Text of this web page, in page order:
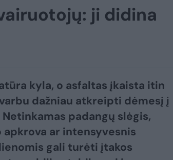
ji didina
kyla, o asfaltas įkaista itin
dažniau atkreipti dėmesį į
padangų slėgis,
ar intensyvesnis
gali turėti įtakos